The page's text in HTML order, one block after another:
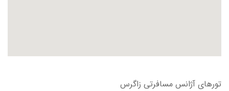
تورهای آژانس مسافرتی زاگرس